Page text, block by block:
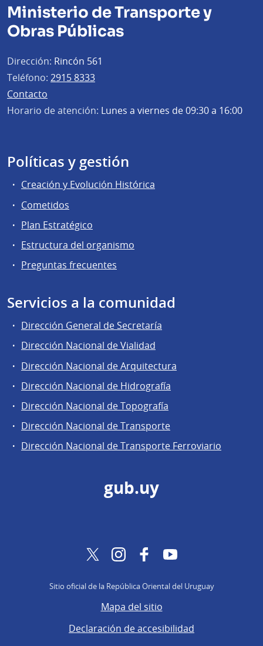
Ministerio de Transporte y
Obras Públicas
Dirección: Rincón 561
Teléfono: 2915 8333
Contacto
Horario de atención: Lunes a viernes de 09:30 a 16:00
Políticas y gestión
Creación y Evolución Histórica
Cometidos
Plan Estratégico
Estructura del organismo
Preguntas frecuentes
Servicios a la comunidad
Dirección General de Secretaría
Dirección Nacional de Vialidad
Dirección Nacional de Arquitectura
Dirección Nacional de Hidrografía
Dirección Nacional de Topografía
Dirección Nacional de Transporte
Dirección Nacional de Transporte Ferroviario
gub.uy
TwitterInstagramFacebookYouTube
Sitio oficial de la República Oriental del Uruguay
Mapa del sitio
Declaración de accesibilidad